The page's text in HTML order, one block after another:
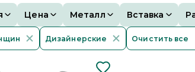
Цена Металл Вставка
Дизайнерские Очистить все